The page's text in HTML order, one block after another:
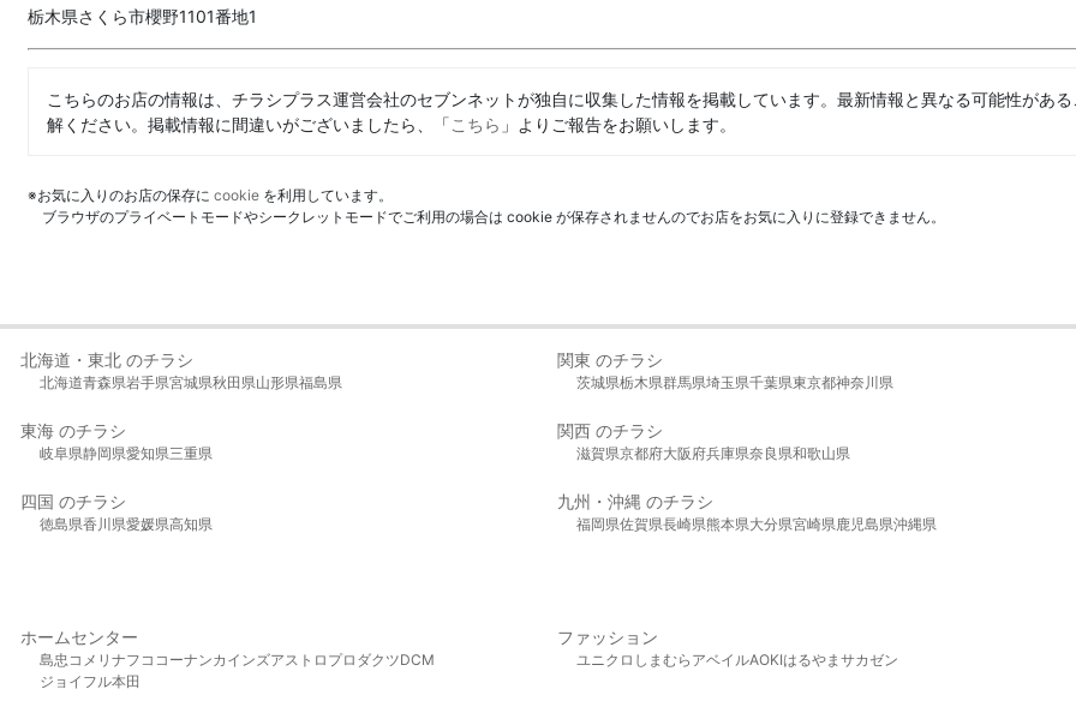
栃木県さくら市櫻野1101番地1
こちらのお店の情報は、チラシプラス運営会社のセブンネットが独自に収集した情報を掲載しています。最新情報と異なる可能性があ
解ください。掲載情報に間違いがございましたら、「こちら 」よりご報告をお願いします。
※お気に入りのお店の保存に cookie を利用しています。
ブラウザのプライベートモードやシークレットモードでご利用の場合は cookie が保存されませんのでお店をお気に入りに登録できません。
北海道・東北 のチラシ
北海道青森県岩手県宮城県秋田県山形県福島県
関東 のチラシ
茨城県栃木県群馬県埼玉県千葉県東京都神奈川県
東海 のチラシ
岐阜県静岡県愛知県三重県
関西 のチラシ
滋賀県京都府大阪府兵庫県奈良県和歌山県
四国 のチラシ
徳島県香川県愛媛県高知県
九州・沖縄 のチラシ
福岡県佐賀県長崎県熊本県大分県宮崎県鹿児島県沖縄県
ホームセンター
島忠 コメリ ナフコ コーナンカインズアストロプロダクツDCM
ジョイフル本田
ファッション
ユニクロ しまむら アベイルAOKIはるやま サカゼン